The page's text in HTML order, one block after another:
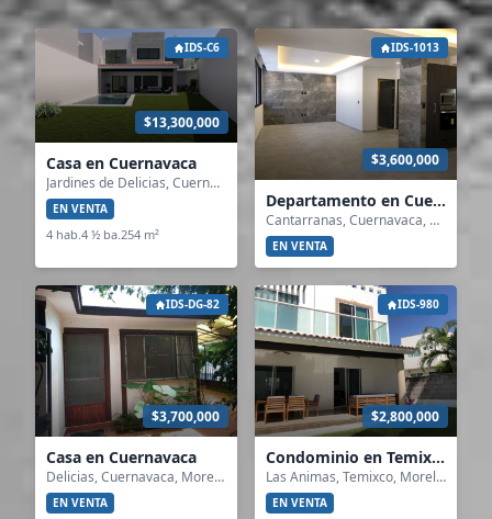
IDS-C6
$13,300,000
Casa en Cuernavaca
Jardines de Delicias, Cuernavaca, Morelos
EN VENTA
4 hab. 4 ½ ba. 254 m²
IDS-1013
$3,600,000
Departamento en Cuernavaca
Cantarranas, Cuernavaca, Morelos
EN VENTA
IDS-DG-82
$3,700,000
Casa en Cuernavaca
Delicias, Cuernavaca, Morelos
EN VENTA
IDS-980
$2,800,000
Condominio en Temixco
Las Animas, Temixco, Morelos
EN VENTA